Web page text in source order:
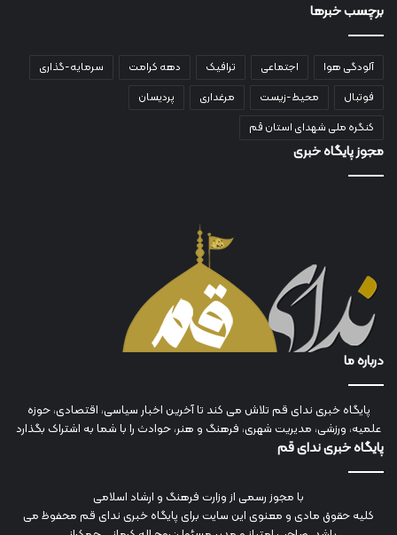
برچسب خبرها
آلودگی هوا اجتماعی ترافیک دهه کرامت
سرمایه-گذاری
فوتبال
محیط-زیست مرغداری
پردیسان
کنگره ملی شهدای استان قم
مجوز پایگاه خبری
درباره ما
پایگاه خبری ندای قم تلاش می کند تا آخرین اخبار سیاسی، اقتصادی، حوزه
علمیه، ورزشی، مدیریت شهری، فرهنگ و هنر، حوادث را با شما به اشتراک بگذارد
پایگاه خبری ندای قم
با مجوز رسمی از وزارت فرهنگ و ارشاد اسلامی
کلیه حقوق مادی و معنوی این سایت برای پایگاه خبری ندای قم محفوظ می